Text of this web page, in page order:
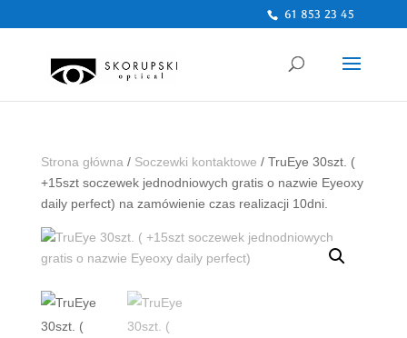
61 853 23 45
Strona główna / Soczewki kontaktowe / TruEye 30szt. (
+15szt soczewek jednodniowych gratis o nazwie Eyeoxy
daily perfect) na zamówienie czas realizacji 10dni.